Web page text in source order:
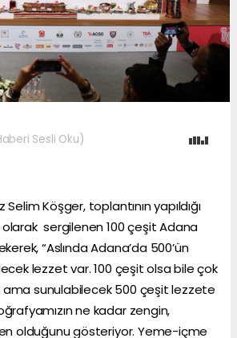
Sesli Oku)
Köşger, toplantının yapıldığı
sergilenen 100 çeşit Adana
“Aslında Adana’da 500’ün
lezzet var. 100 çeşit olsa bile çok
ama sunulabilecek 500 çeşit lezzete
ne kadar zengin,
olduğunu gösteriyor. Yeme-içme